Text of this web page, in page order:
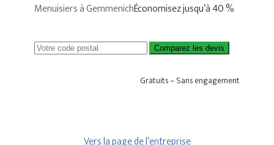
Menuisiers à GemmenichÉconomisez jusqu’à 40 %
Comparez les devis
Gratuits – Sans engagement
Vers la page de l’entreprise